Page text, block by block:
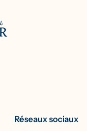
Réseaux sociaux